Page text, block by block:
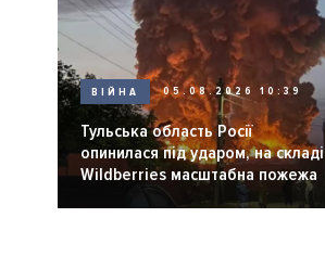
ВІЙНА 05.08.2026 10:39
Тульська область Росії
опинилася під ударом, на складі
Wildberries масштабна пожежа